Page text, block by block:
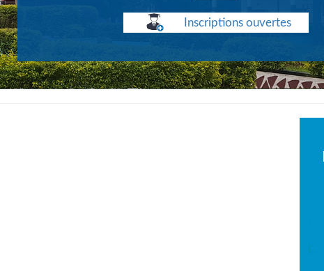
Inscriptions ouvertes